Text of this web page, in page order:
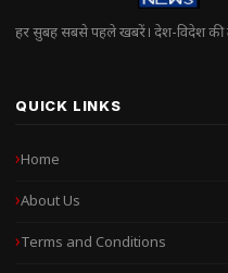
हर सुबह सबसे पहले खबरें। देश-विदेश की
QUICK LINKS
Home
About Us
Terms and Conditions